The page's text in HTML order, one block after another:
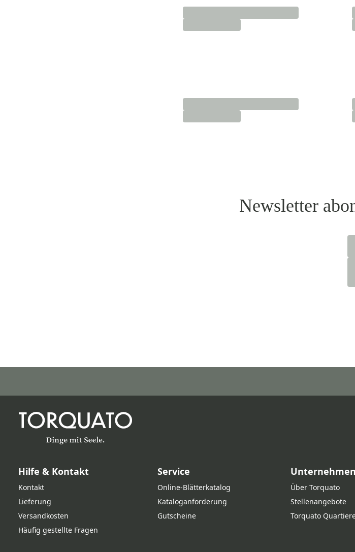
Newsletter
Hilfe & Kontakt
Kontakt
Lieferung
Versandkosten
Häufig gestellte Fragen
Service
Online‑Blätterkatalog
Kataloganforderung
Gutscheine
Unternehmen
Über Torquato
Stellenangebote
Torquato